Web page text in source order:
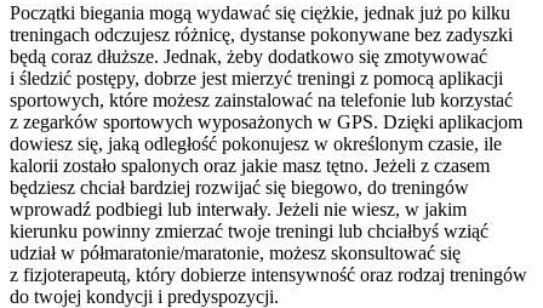
Początki biegania mogą wydawać się ciężkie, jednak już po kilku
treningach odczujesz różnicę, dystanse pokonywane bez zadyszki
będą coraz dłuższe. Jednak, żeby dodatkowo się zmotywować
i śledzić postępy, dobrze jest mierzyć treningi z pomocą aplikacji
sportowych, które możesz zainstalować na telefonie lub korzystać
z zegarków sportowych wyposażonych w GPS. Dzięki aplikacjom
dowiesz się, jaką odległość pokonujesz w określonym czasie, ile
kalorii zostało spalonych oraz jakie masz tętno. Jeżeli z czasem
będziesz chciał bardziej rozwijać się biegowo, do treningów
wprowadź podbiegi lub interwały. Jeżeli nie wiesz, w jakim
kierunku powinny zmierzać twoje treningi lub chciałbyś wziąć
udział w półmaratonie/maratonie, możesz skonsultować się
z fizjoterapeutą, który dobierze intensywność oraz rodzaj treningów
do twojej kondycji i predyspozycji.